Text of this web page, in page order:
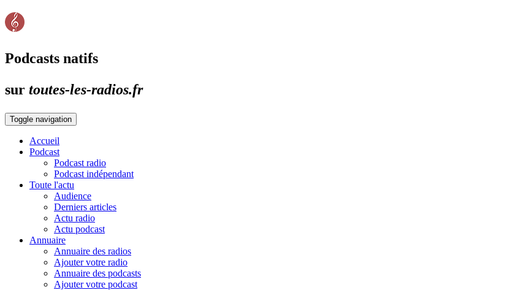
Podcasts natifs
sur toutes-les-radios.fr
Toggle navigation
Accueil
Podcast
Podcast radio
Podcast indépendant
Toute l'actu
Audience
Derniers articles
Actu radio
Actu podcast
Annuaire
Annuaire des radios
Ajouter votre radio
Annuaire des podcasts
Ajouter votre podcast